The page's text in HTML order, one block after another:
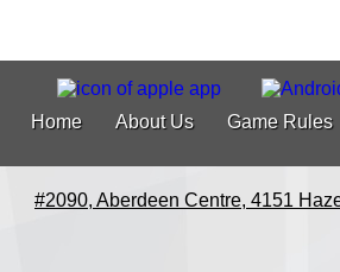
Home About Us Game Rules
#2090, Aberdeen Centre, 4151